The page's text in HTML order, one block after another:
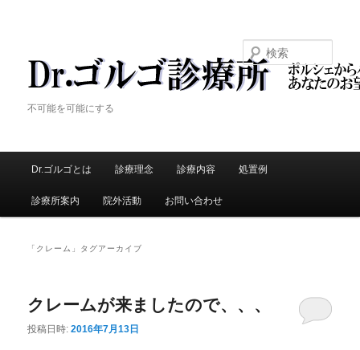
Dr.ゴルゴ診療所
不可能を可能にする
メ
イ
ン
サ
ブ
テ
Dr.ゴルゴとは 診療理念 診療内容 処置例
診療所案内 院外活動 お問い合わせ
「 クレーム 」タグアーカイブ
クレームが来ましたので、、、
投稿日時:2016年7月13日